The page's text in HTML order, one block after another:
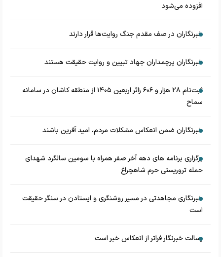
افزوده می‌شود
خبرنگاران در صف مقدم جنگ روایت‌ها قرار دارند
خبرنگاران پرچمداران جهاد تبیین و روایت حقیقت هستند
ثبت‌نام ۲۸ هزار و ۶۰۶ زائر اربعین ۱۴۰۵ از منطقه کاشان در سامانه
سماح
خبرنگاران ضمن انعکاس مشکلات مردم، امید آفرین باشند
برگزاری برنامه های دهه آخر صفر همراه با سومین سالگرد شهدای
حمله تروریستی حرم شاهچراغ
خبرنگاری مجاهدتی در مسیر روشنگری و ایستادن در سنگر حقیقت
است
رسالت خبرنگار فراتر از انعکاس خبر است